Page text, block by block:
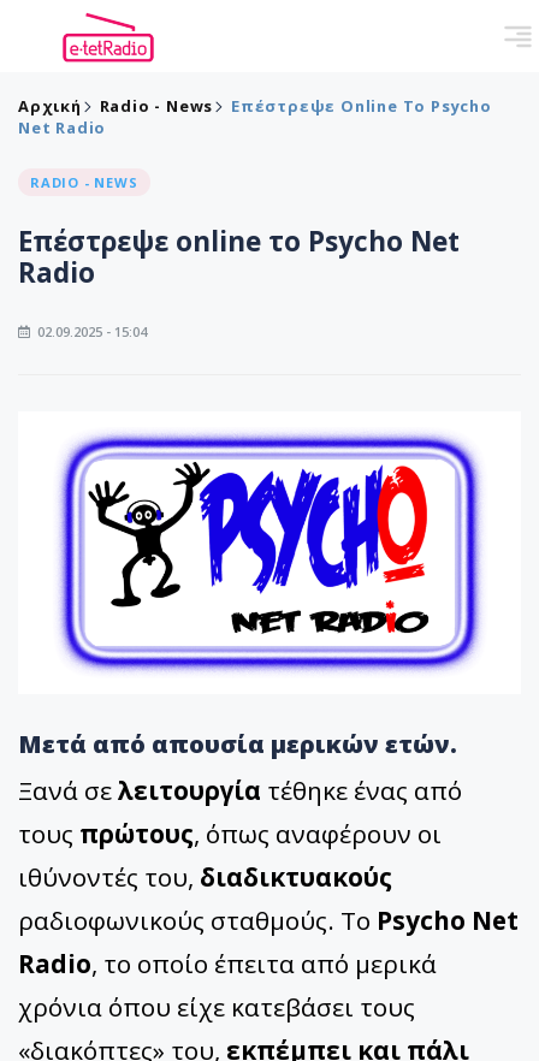
Αρχική Radio - News
Επέστρεψε Online Το Psycho
Net Radio
RADIO - NEWS
Επέστρεψε online το Psycho Net
Radio
02.09.2025 - 15:04
Μετά από απουσία μερικών ετών.
Ξανά σελειτουργία τέθηκε ένας από
τους πρώτους, όπως αναφέρουν οι
ιθύνοντές του, διαδικτυακούς
ραδιοφωνικούς σταθμούς. Το Psycho Net
Radio, το οποίο έπειτα από μερικά
χρόνια όπου είχε κατεβάσει τους
«διακόπτες» του, εκπέμπει και πάλι